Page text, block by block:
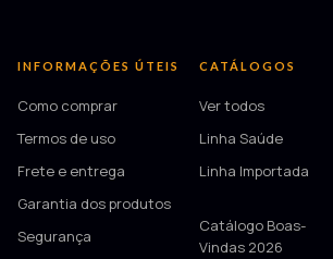
INFORMAÇÕES ÚTEIS
Como comprar
Termos de uso
Frete e entrega
Garantia dos produtos
Segurança
CATÁLOGOS
Ver todos
Linha Saúde
Linha Importada
Catálogo Boas-
Vindas 2026